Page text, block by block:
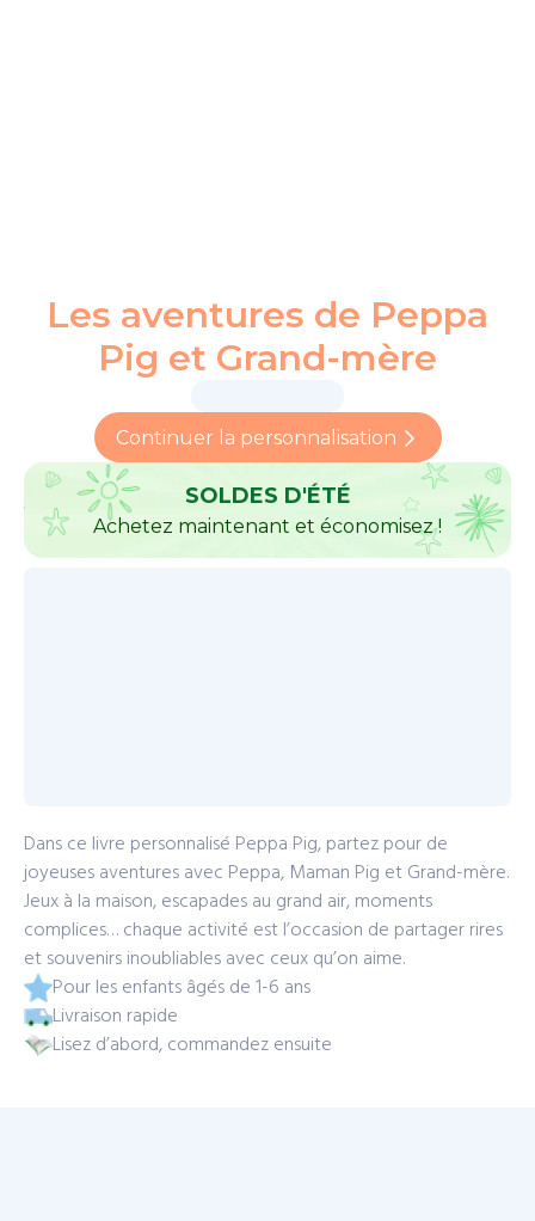
Les aventures de Peppa
Pig et Grand-mère
Continuer la personnalisation
SOLDES D'ÉTÉ
Achetez maintenant et économisez !
Dans ce livre personnalisé Peppa Pig, partez pour de
joyeuses aventures avec Peppa, Maman Pig et Grand-mère.
Jeux à la maison, escapades au grand air, moments
complices… chaque activité est l’occasion de partager rires
et souvenirs inoubliables avec ceux qu’on aime.
Pour les enfants âgés de 1-6 ans
Livraison rapide
Lisez d’abord, commandez ensuite